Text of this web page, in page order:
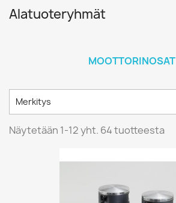
Alatuoteryhmät
MOOTTORINOSAT
Merkitys
Näytetään 1-12 yht. 64 tuotteesta